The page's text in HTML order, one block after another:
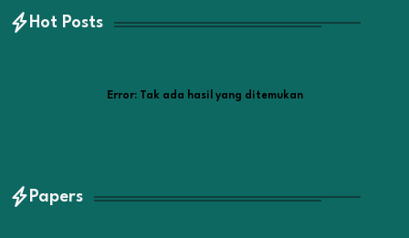
Hot Posts
Error:Tak ada hasil yang ditemukan
Papers